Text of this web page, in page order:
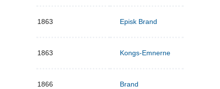
1863 Episk Brand
1863 Kongs-Emnerne
1866 Brand